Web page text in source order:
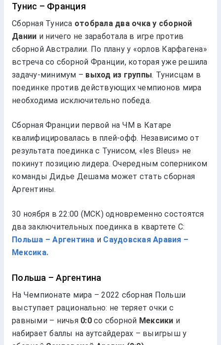
Тунис – Франция
Сборная Туниса отобрала два очка у сборной
Дании и ничего не заработала в игре против
сборной Австралии. По плану у «орлов Карфагена»
встреча со сборной Франции, которая уже решила
задачу-минимум – выход из группы. Тунисцам в
поединке против действующих чемпионов мира
необходима исключительно победа.
Сборная Франции первой на ЧМ в Катаре
квалифицировалась в плей-офф. Независимо от
результата поединка с Тунисом, «les Bleus» не
покинут позицию лидера. Очередным соперником
команды Дидье Дешама может стать сборная
Аргентины.
30 ноября в 22:00 (МСК) одновременно состоятся
два заключительных поединка в квартете C:
Польша – Аргентина и Саудовская Аравия –
Мексика.
Польша – Аргентина
На Чемпионате мира – 2022 сборная Польши
выступает рационально: не теряет очки с
равными – ничья 0:0со сборной Мексики и
набирает баллы на аутсайдерах – выигрыш у